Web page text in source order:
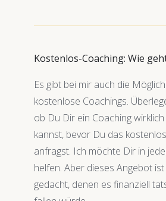
Kostenlos-Coaching: Wie
Es gibt bei mir auch die
kostenlose Coachings.
ob Du Dir ein Coaching
kannst, bevor Du das
anfragst. Ich möchte Dir in
helfen. Aber dieses Angebot
gedacht, denen es finanziell